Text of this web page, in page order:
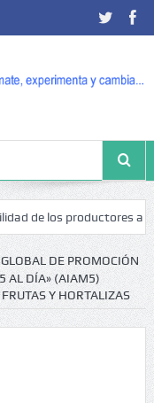
productores avícolas
DE PROMOCIÓN
AL DÍA» (AIAM5)
Y HORTALIZAS